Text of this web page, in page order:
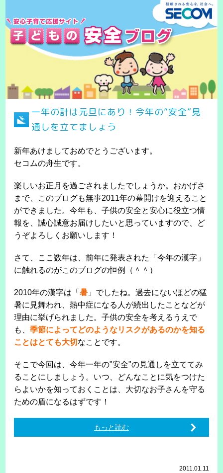
一年の計は元旦にあり！今年の”安全”見
通しを立てましょう
新年あけましておめでとうございます。
セコムの舟生です。
楽しいお正月を過ごされましたでしょうか。おかげさ
まで、このブログも無事2011年の幕開けを迎えること
ができました。今年も、子供の安全と安心に役立つ情
報を、誠心誠意お届けしたいと思っていますので、ど
うぞよろしくお願いします！
さて、ここ数年は、前年に発表された「今年の漢字」
に触れるのがこのブログの恒例（＾＾）
2010年の漢字は「暑 」でしたね。過去にないほどの猛
暑に見舞われ、熱中症になる人が続出したことなどが
理由に挙げられました。子供の安全を考えるうえで
も、季節によってどのようなリスクがあるのかを知る
ことはとても大切 なことです。
そこで今回は、今年一年の"安全"の見通しを立ててみ
ることにしましょう。いつ、どんなことに気をつけた
らよいかを知っておくことは、大切なお子さんを守る
ための盾になるはずです！
もっと読む
2011.01.11